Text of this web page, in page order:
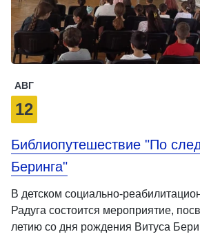
АВГ
12
Библиопутешествие "По
Беринга"
В детском социально-
Радуга состоится мероприятие,
летию со дня рождения Витуса